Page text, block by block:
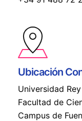
Ubicación
Universidad
Facultad de
Campus de